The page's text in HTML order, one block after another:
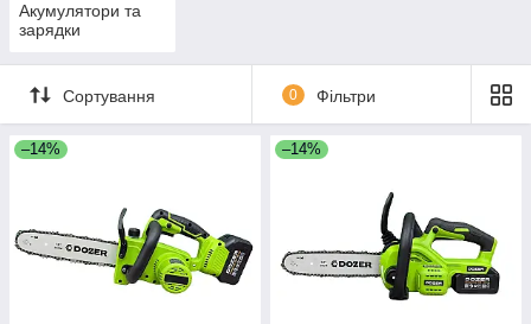
Акумулятори та
зарядки
Сортування 0 Фільтри
–14% –14%